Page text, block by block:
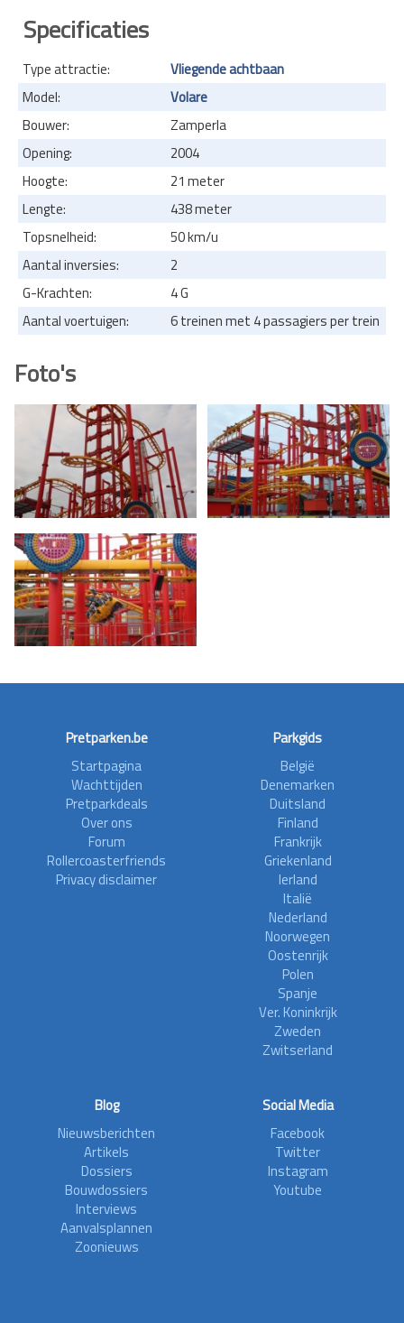
Specificaties
Type attractie:
Vliegende achtbaan
Model:
Volare
Bouwer:
Zamperla
Opening:
2004
Hoogte:
21 meter
Lengte:
438 meter
Topsnelheid:
50 km/u
Aantal inversies:
2
G-Krachten:
4 G
Aantal voertuigen:
6 treinen met 4 passagiers per trein
Foto's
Pretparken.be
Startpagina
Wachttijden
Pretparkdeals
Over ons
Forum
Rollercoasterfriends
Privacy disclaimer
Parkgids
België
Denemarken
Duitsland
Finland
Frankrijk
Griekenland
Ierland
Italië
Nederland
Noorwegen
Oostenrijk
Polen
Spanje
Ver. Koninkrijk
Zweden
Zwitserland
Blog
Nieuwsberichten
Artikels
Dossiers
Bouwdossiers
Interviews
Aanvalsplannen
Zoonieuws
Social Media
Facebook
Twitter
Instagram
Youtube